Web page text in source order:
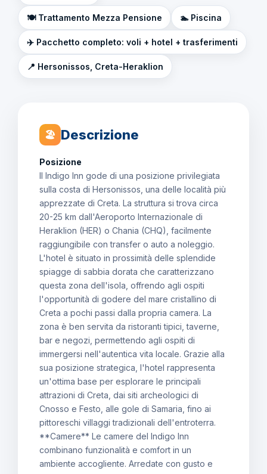
🍽️ Trattamento Mezza Pensione 🏊 Piscina
✈️ Pacchetto completo: voli + hotel + trasferimenti
📍 Hersonissos, Creta-Heraklion
🏖 Descrizione
Posizione
Il Indigo Inn gode di una posizione privilegiata
sulla costa di Hersonissos, una delle località più
apprezzate di Creta. La struttura si trova circa
20-25 km dall'Aeroporto Internazionale di
Heraklion (HER) o Chania (CHQ), facilmente
raggiungibile con transfer o auto a noleggio.
L'hotel è situato in prossimità delle splendide
spiagge di sabbia dorata che caratterizzano
questa zona dell'isola, offrendo agli ospiti
l'opportunità di godere del mare cristallino di
Creta a pochi passi dalla propria camera. La
zona è ben servita da ristoranti tipici, taverne,
bar e negozi, permettendo agli ospiti di
immergersi nell'autentica vita locale. Grazie alla
sua posizione strategica, l'hotel rappresenta
un'ottima base per esplorare le principali
attrazioni di Creta, dai siti archeologici di
Cnosso e Festo, alle gole di Samaria, fino ai
pittoreschi villaggi tradizionali dell'entroterra.
**Camere** Le camere del Indigo Inn
combinano funzionalità e comfort in un
ambiente accogliente. Arredate con gusto e